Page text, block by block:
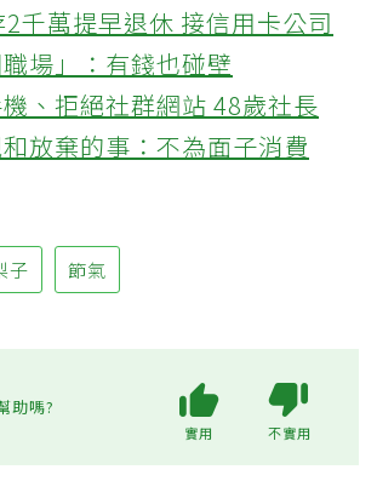
千萬提早退休 接信用卡公司
場」：有錢也碰壁
、拒絕社群網站 48歲社長
放棄的事：不為面子消費
子 節氣
助嗎?
實用 不實用